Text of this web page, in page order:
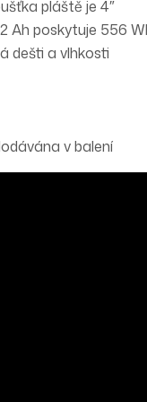
pláště je 4″
Ah poskytuje 556
dešti a vlhkosti
v balení